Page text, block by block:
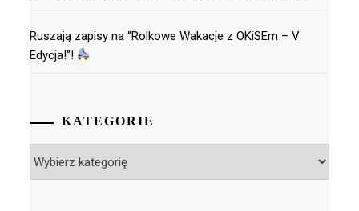
Ruszają zapisy na “Rolkowe Wakacje z OKiSEm – V
Edycja!”!
KATEGORIE